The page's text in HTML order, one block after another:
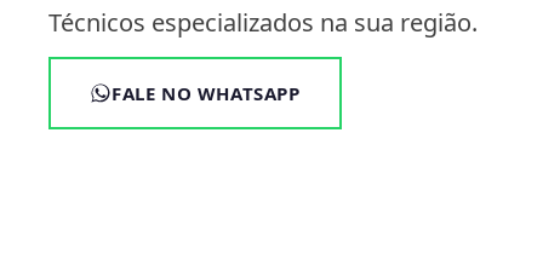
Técnicos especializados na sua região.
FALE NO WHATSAPP